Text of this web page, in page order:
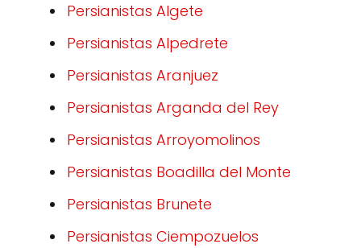
Persianistas Algete
Persianistas Alpedrete
Persianistas Aranjuez
Persianistas Arganda del Rey
Persianistas Arroyomolinos
Persianistas Boadilla del Monte
Persianistas Brunete
Persianistas Ciempozuelos